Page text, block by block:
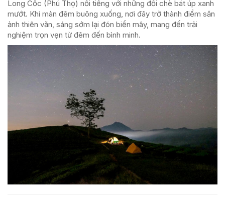
Long Cốc (Phú Thọ) nổi tiếng với những đồi chè bát úp xanh
mướt. Khi màn đêm buông xuống, nơi đây trở thành điểm săn
ảnh thiên văn, sáng sớm lại đón biển mây, mang đến trải
nghiệm trọn vẹn từ đêm đến bình minh.